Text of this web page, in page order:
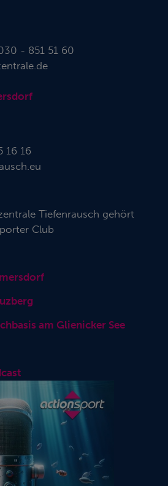
- 851 51 60
16 16
Tiefenrausch gehört
Club
am Glienicker See